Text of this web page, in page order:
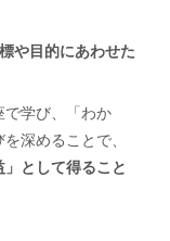
や目的にあわせた
で学び、「わか
深めることで、
として得ること